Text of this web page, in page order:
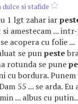
dulce si stafide
1 lgt zahar iar
amestecam ...
acopera cu folie ...
se punpeste
rotunda se pune
cu bordura.
55 ... se arda. Eu
... albus cu